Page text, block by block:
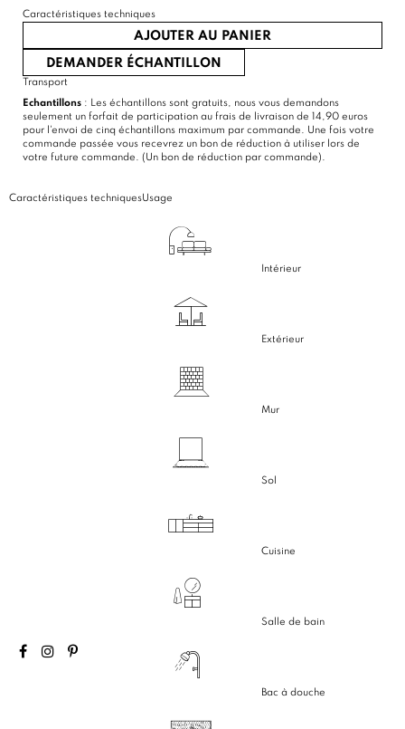
Caractéristiques techniques
AJOUTER AU PANIER
DEMANDER ÉCHANTILLON
Transport
Echantillons : Les échantillons sont gratuits, nous vous demandons
seulement un forfait de participation au frais de livraison de 14,90 euros
pour l'envoi de cinq échantillons maximum par commande. Une fois votre
commande passée vous recevrez un bon de réduction à utiliser lors de
votre future commande. (Un bon de réduction par commande).
Caractéristiques techniquesUsage
Intérieur
Extérieur
Mur
Sol
Cuisine
Salle de bain
Bac à douche